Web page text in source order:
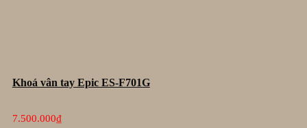
Khoá vân tay Epic ES-F701G
7.500.000₫